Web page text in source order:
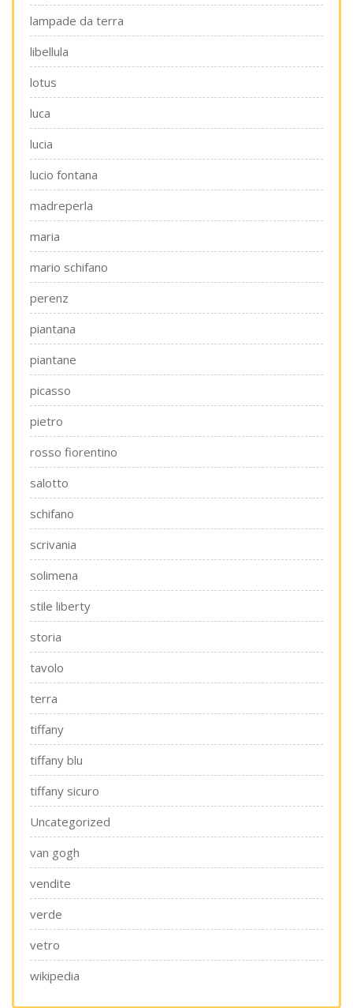
lampade da terra
libellula
lotus
luca
lucia
lucio fontana
madreperla
maria
mario schifano
perenz
piantana
piantane
picasso
pietro
rosso fiorentino
salotto
schifano
scrivania
solimena
stile liberty
storia
tavolo
terra
tiffany
tiffany blu
tiffany sicuro
Uncategorized
van gogh
vendite
verde
vetro
wikipedia